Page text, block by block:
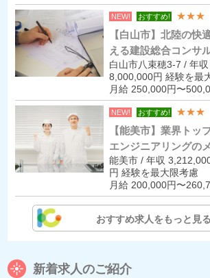
NEW! おすすめ! ★★★
【白山市】北陸の快
える建設総合コンサ
白山市八束穂3-7 / 年
8,000,000円 経験を最
月給 250,000円〜
NEW! おすすめ! ★★★
【能美市】業界トッ
エンジニアリングの
能美市 / 年収
円 経験を最大限考慮
月給 200,000円〜
おすすめ求人をもっと見る
新着求人のご紹介